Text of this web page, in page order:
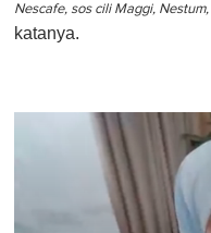
Nescafe, sos cili Maggi,
katanya.